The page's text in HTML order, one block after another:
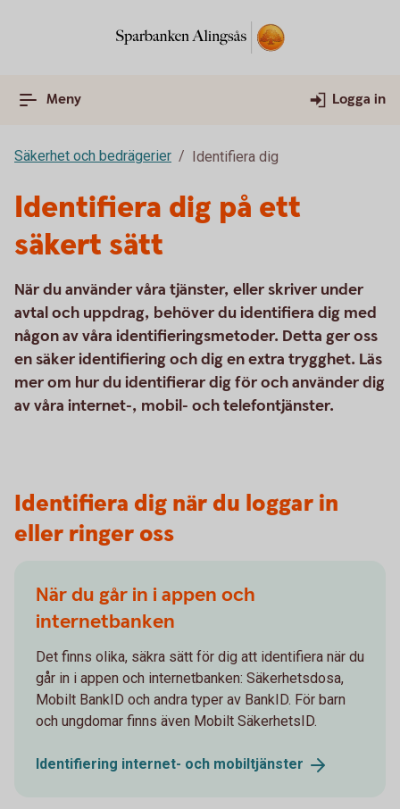
Meny Logga in
Säkerhet och bedrägerier Identifiera dig
Identifiera dig på ett
säkert sätt
När du använder våra tjänster, eller skriver under
avtal och uppdrag, behöver du identifiera dig med
någon av våra identifieringsmetoder. Detta ger oss
en säker identifiering och dig en extra trygghet. Läs
mer om hur du identifierar dig för och använder dig
av våra internet-, mobil- och telefontjänster.
Identifiera dig när du loggar in
eller ringer oss
När du går in i appen och
internetbanken
Det finns olika, säkra sätt för dig att identifiera när du
går in i appen och internetbanken: Säkerhetsdosa,
Mobilt BankID och andra typer av BankID. För barn
och ungdomar finns även Mobilt SäkerhetsID.
Identifiering internet- och mobiltjänster